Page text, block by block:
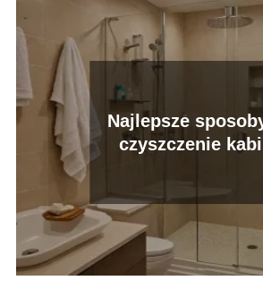
Najlepsze
czyszczenie